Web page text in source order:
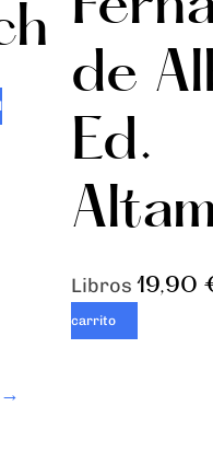
de
Ed.
Libros 19,90
carrito
→